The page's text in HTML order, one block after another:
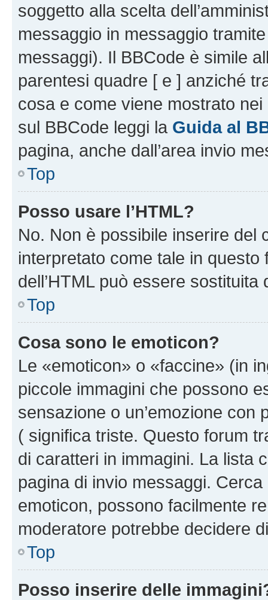
soggetto alla scelta
messaggio in messaggio
messaggi). Il BBCode è simile
parentesi quadre [ e ] anziché
cosa e come viene mostrato
sul BBCode leggi la Guida al
pagina, anche dall’area invio
Top
Posso usare l’HTML?
No. Non è possibile inserire del
interpretato come tale in
dell’HTML può essere sostituita
Top
Cosa sono le emoticon?
Le «emoticon» o «faccine» (in
piccole immagini che possono
sensazione o un’emozione
( significa triste. Questo forum
di caratteri in immagini. La lista
pagina di invio messaggi.
emoticon, possono facilmente
moderatore potrebbe decidere
Top
Posso inserire delle